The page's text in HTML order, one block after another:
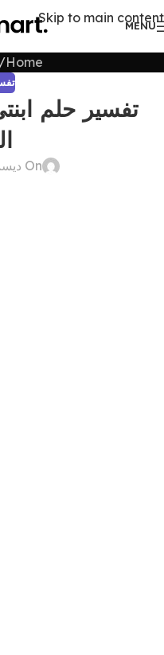
Skip to main content
MENU
Home
تفسير حلم
On ديسمبر 22, 2024